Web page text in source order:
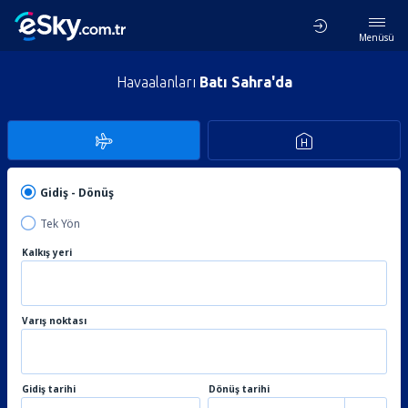
Menüsü
Havaalanları Batı Sahra'da
Gidiş - Dönüş
Tek Yön
Kalkış yeri
Varış noktası
Gidiş tarihi Dönüş tarihi